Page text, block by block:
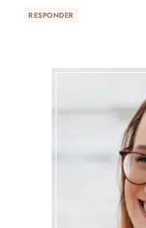
RESPONDER